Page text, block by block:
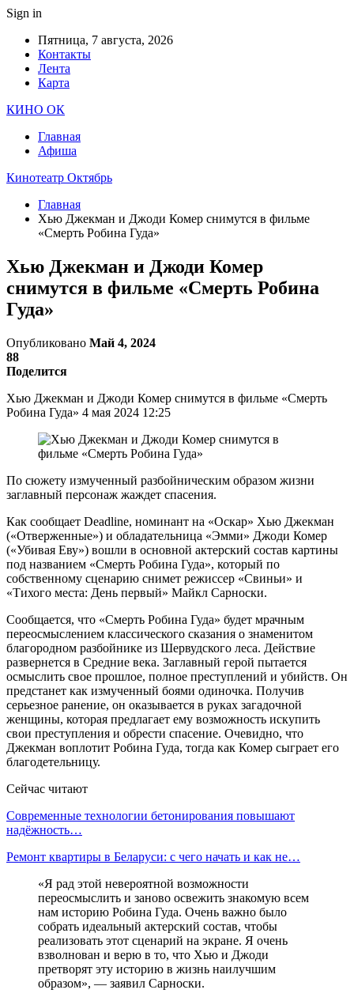
Sign in
Пятница, 7 августа, 2026
Контакты
Лента
Карта
КИНО ОК
Главная
Афиша
Кинотеатр Октябрь
Главная
Хью Джекман и Джоди Комер снимутся в фильме
«Смерть Робина Гуда»
Хью Джекман и Джоди Комер
снимутся в фильме «Смерть Робина
Гуда»
Опубликовано Май 4, 2024
88
Поделится
Хью Джекман и Джоди Комер снимутся в фильме «Смерть
Робина Гуда» 4 мая 2024 12:25
По сюжету измученный разбойническим образом жизни
заглавный персонаж жаждет спасения.
Как сообщает Deadline, номинант на «Оскар» Хью Джекман
(«Отверженные») и обладательница «Эмми» Джоди Комер
(«Убивая Еву») вошли в основной актерский состав картины
под названием «Смерть Робина Гуда», который по
собственному сценарию снимет режиссер «Свиньи» и
«Тихого места: День первый» Майкл Сарноски.
Сообщается, что «Смерть Робина Гуда» будет мрачным
переосмыслением классического сказания о знаменитом
благородном разбойнике из Шервудского леса. Действие
развернется в Средние века. Заглавный герой пытается
осмыслить свое прошлое, полное преступлений и убийств. Он
предстанет как измученный боями одиночка. Получив
серьезное ранение, он оказывается в руках загадочной
женщины, которая предлагает ему возможность искупить
свои преступления и обрести спасение. Очевидно, что
Джекман воплотит Робина Гуда, тогда как Комер сыграет его
благодетельницу.
Сейчас читают
Современные технологии бетонирования повышают
надёжность…
Ремонт квартиры в Беларуси: с чего начать и как не…
«Я рад этой невероятной возможности
переосмыслить и заново освежить знакомую всем
нам историю Робина Гуда. Очень важно было
собрать идеальный актерский состав, чтобы
реализовать этот сценарий на экране. Я очень
взволнован и верю в то, что Хью и Джоди
претворят эту историю в жизнь наилучшим
образом», — заявил Сарноски.